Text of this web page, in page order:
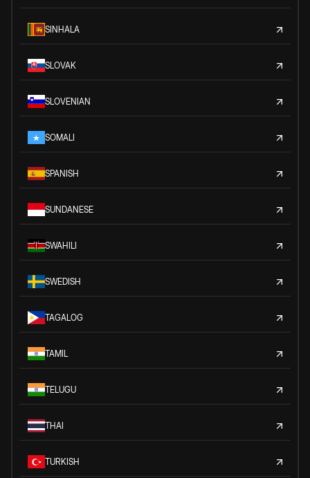
SINHALA
SLOVAK
SLOVENIAN
SOMALI
SPANISH
SUNDANESE
SWAHILI
SWEDISH
TAGALOG
TAMIL
TELUGU
THAI
TURKISH